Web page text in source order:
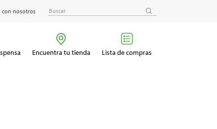
con nosotros
Encuentra tu tienda Lista de compras